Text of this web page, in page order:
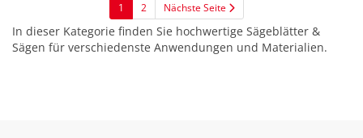
1 2 Nächste Seite
In dieser Kategorie finden Sie hochwertige Sägeblätter &
Sägen für verschiedenste Anwendungen und Materialien.